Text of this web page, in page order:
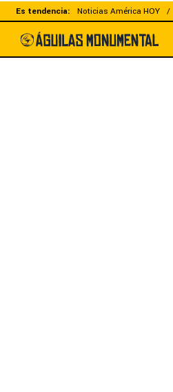
Es tendencia: Noticias América HOY